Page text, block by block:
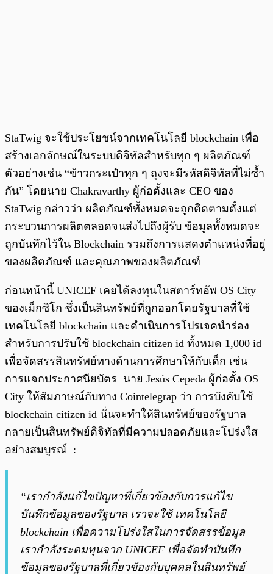
StaTwig จะใช้ประโยชน์จากเทคโนโลยี blockchain เพื่อ
สร้างเอกลักษณ์ในระบบดิจิทัลสำหรับทุก ๆ ผลิตภัณฑ์
ตัวอย่างเช่น “ข้าวกระเป๋าทุก ๆ ถุงจะมีรหัสดิจิทัลที่ไม่ซ้ำ
กัน” โดยนาย Chakravarthy ผู้ก่อตั้งและ CEO ของ
StaTwig กล่าวว่า ผลิตภัณฑ์ทั้งหมดจะถูกติดตามตั้งแต่
กระบวนการผลิตตลอดจนส่งไปถึงผู้รับ ข้อมูลทั้งหมดจะ
ถูกบันทึกไว้ใน Blockchain รวมถึงการแสดงตำแหน่งที่อยู่
ของผลิตภัณฑ์ และคุณภาพของผลิตภัณฑ์
ก่อนหน้านี้ UNICEF เคยได้ลงทุนในสตาร์ทอัพ OS City
ของเม็กซิโก ซึ่งเป็นสินทรัพย์ที่ถูกออกโดยรัฐบาลที่ใช้
เทคโนโลยี blockchain และดำเนินการโปรเจคนำร่อง
สำหรับการปรับใช้ blockchain citizen id ทั้งหมด 1,000 id
เพื่อจัดสรรสินทรัพย์ทางด้านการศึกษาให้กับเด็ก เช่น
การแจกประกาศนียบัตร นาย Jesús Cepeda ผู้ก่อตั้ง OS
City ให้สัมภาษณ์กับทาง Cointelegrap ว่า การบังคับใช้
blockchain citizen id นั่นจะทำให้สินทรัพย์ของรัฐบาล
กลายเป็นสินทรัพย์ดิจิทัลที่มีความปลอดภัยและโปร่งใส
อย่างสมบูรณ์ :
“เรากำลังแก้ไขปัญหาที่เกี่ยวข้องกับการแก้ไข
บันทึกข้อมูลของรัฐบาล เราจะใช้ เทคโนโลยี
blockchain เพื่อความโปร่งใสในการจัดสรรข้อมูล
เรากำลังระดมทุนจาก UNICEF เพื่อจัดทำบันทึก
ข้อมูลของรัฐบาลที่เกี่ยวข้องกับบุคคลในสินทรัพย์